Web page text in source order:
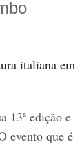
italiana em
13ª edição e
evento que é